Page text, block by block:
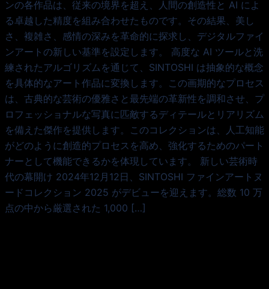
ンの各作品は、従来の境界を超え、人間の創造性と AI によ
る卓越した精度を組み合わせたものです。その結果、美し
さ、複雑さ、感情の深みを革命的に探求し、デジタルファイ
ンアートの新しい基準を設定します。 高度な AI ツールと洗
練されたアルゴリズムを通じて、SINTOSHI は抽象的な概念
を具体的なアート作品に変換します。この画期的なプロセス
は、古典的な芸術の優雅さと最先端の革新性を調和させ、プ
ロフェッショナルな写真に匹敵するディテールとリアリズム
を備えた傑作を提供します。このコレクションは、人工知能
がどのように創造的プロセスを高め、強化するためのパート
ナーとして機能できるかを体現しています。 新しい芸術時
代の幕開け 2024年12月12日、SINTOSHI ファインアートヌ
ードコレクション 2025 がデビューを迎えます。総数 10 万
点の中から厳選された 1,000 […]